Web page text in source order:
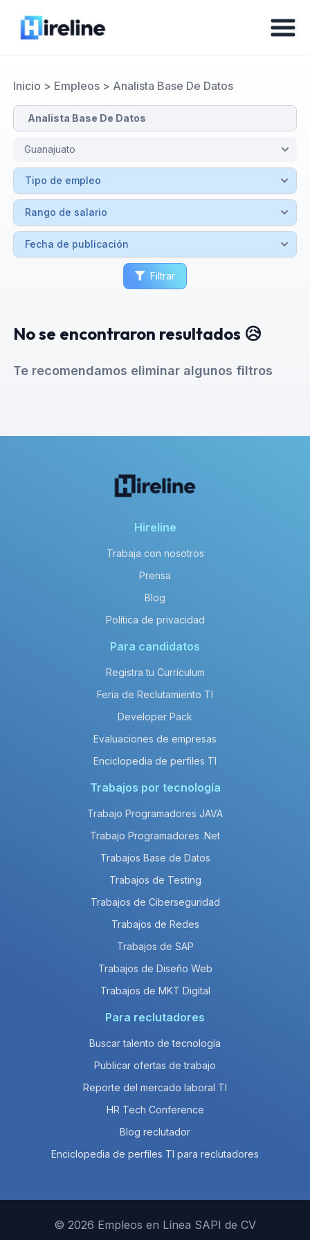
Inicio > Empleos> Analista Base De Datos
Filtrar
No se encontraron resultados 😥
Te recomendamos eliminar algunos filtros
Hireline
Trabaja con nosotros
Prensa
Blog
Política de privacidad
Para candidatos
Registra tu Currículum
Feria de Reclutamiento TI
Developer Pack
Evaluaciones de empresas
Enciclopedia de perfiles TI
Trabajos por tecnología
Trabajo Programadores JAVA
Trabajo Programadores .Net
Trabajos Base de Datos
Trabajos de Testing
Trabajos de Ciberseguridad
Trabajos de Redes
Trabajos de SAP
Trabajos de Diseño Web
Trabajos de MKT Digital
Para reclutadores
Buscar talento de tecnología
Publicar ofertas de trabajo
Reporte del mercado laboral TI
HR Tech Conference
Blog reclutador
Enciclopedia de perfiles TI para reclutadores
© 2026 Empleos en Línea SAPI de CV